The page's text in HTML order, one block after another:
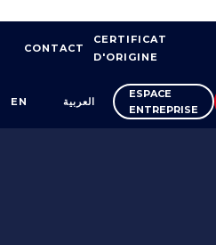
CONTACT
CERTIFICAT
D'ORIGINE
EN العربية
ESPACE
ENTREPRISE